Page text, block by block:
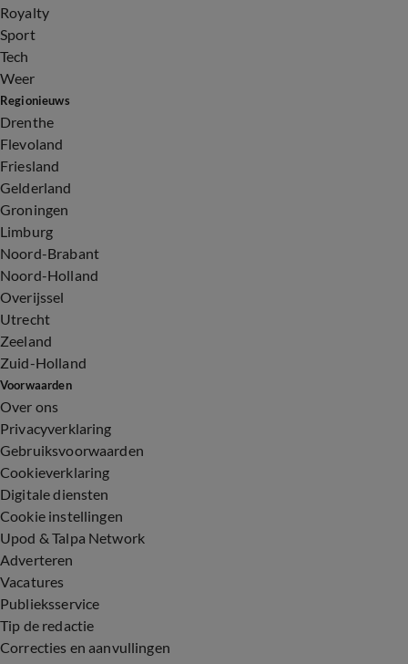
Royalty
Sport
Tech
Weer
Regionieuws
Drenthe
Flevoland
Friesland
Gelderland
Groningen
Limburg
Noord-Brabant
Noord-Holland
Overijssel
Utrecht
Zeeland
Zuid-Holland
Voorwaarden
Over ons
Privacyverklaring
Gebruiksvoorwaarden
Cookieverklaring
Digitale diensten
Cookie instellingen
Upod & Talpa Network
Adverteren
Vacatures
Publieksservice
Tip de redactie
Correcties en aanvullingen